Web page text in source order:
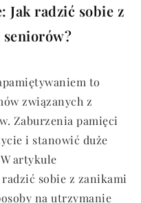
Jak radzić sobie z
to
związanych z
Zaburzenia pamięci
i stanowić duże
artykule
sobie z zanikami
na utrzymanie